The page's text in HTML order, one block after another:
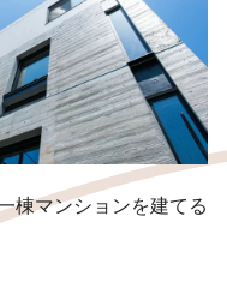
棟マンションを建てる